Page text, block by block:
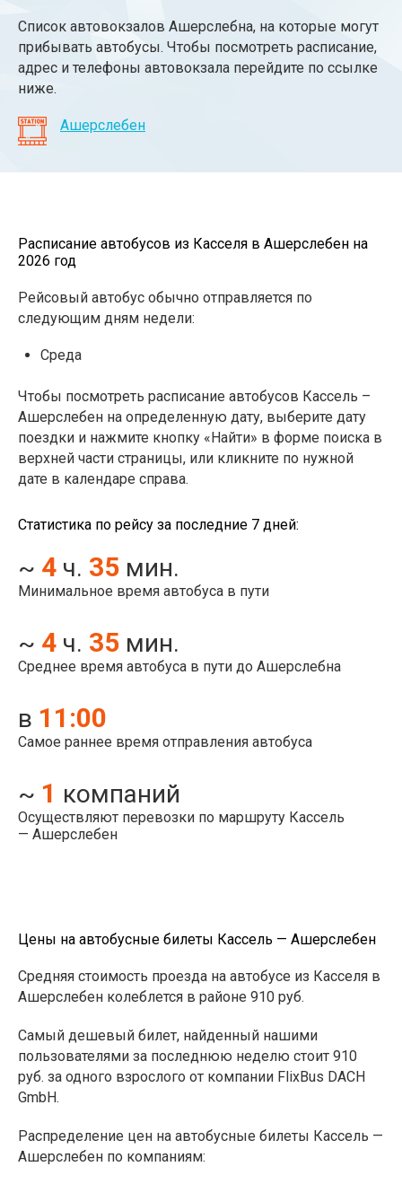
Список автовокзалов Ашерслебна, на которые могут
прибывать автобусы. Чтобы посмотреть расписание,
адрес и телефоны автовокзала перейдите по ссылке
ниже.
Ашерслебен
Расписание автобусов из Касселя в Ашерслебен на
2026 год
Рейсовый автобус обычно отправляется по
следующим дням недели:
Среда
Чтобы посмотреть расписание автобусов Кассель –
Ашерслебен на определенную дату, выберите дату
поездки и нажмите кнопку «Найти» в форме поиска в
верхней части страницы, или кликните по нужной
дате в календаре справа.
Статистика по рейсу за последние 7 дней:
~ 4 ч. 35 мин.
Минимальное время автобуса в пути
~ 4 ч. 35 мин.
Среднее время автобуса в пути до Ашерслебна
в 11:00
Самое раннее время отправления автобуса
~ 1 компаний
Осуществляют перевозки по маршруту Кассель
— Ашерслебен
Цены на автобусные билеты Кассель — Ашерслебен
Средняя стоимость проезда на автобусе из Касселя в
Ашерслебен колеблется в районе 910 руб.
Самый дешевый билет, найденный нашими
пользователями за последнюю неделю стоит 910
руб. за одного взрослого от компании FlixBus DACH
GmbH.
Распределение цен на автобусные билеты Кассель —
Ашерслебен по компаниям: